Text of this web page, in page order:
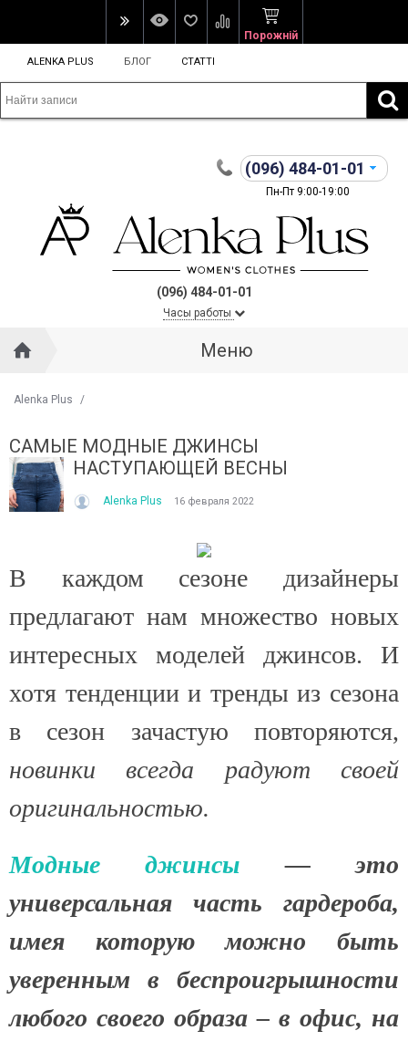
Порожній
ALENKA PLUS БЛОГ СТАТТІ
(096) 484-01-01
Пн-Пт 9:00-19:00
(096) 484-01-01
Часы работы
Меню
Alenka Plus /
ЯКЕ ПОСТІЙНО ДИВУЄ: ЯК ОДЯГАТИСЯ,
до сюрпризів. Зранку світить сонце і
після обіду приходить сильний...
далі →
КУПАЛЬНИК ІЗ НАКИДКОЮ
Літо — це час, коли
жінок звертають увагу не
Читати далі →
САМЫЕ МОДНЫЕ ДЖИНСЫ
НАСТУПАЮЩЕЙ ВЕСНЫ
Alenka Plus 16 февраля 2022
В каждом сезоне дизайнеры
предлагают нам множество новых
интересных моделей джинсов. И
хотя тенденции и тренды из сезона
в сезон зачастую повторяются,
новинки всегда радуют своей
оригинальностью.
Модные джинсы — это
универсальная часть гардероба,
имея которую можно быть
уверенным в беспроигрышности
любого своего образа – в офис, на